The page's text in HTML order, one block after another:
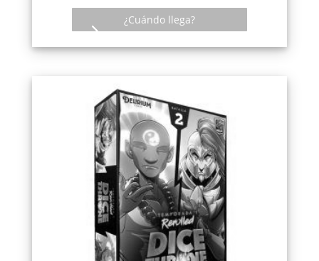
¿Cuándo llega?